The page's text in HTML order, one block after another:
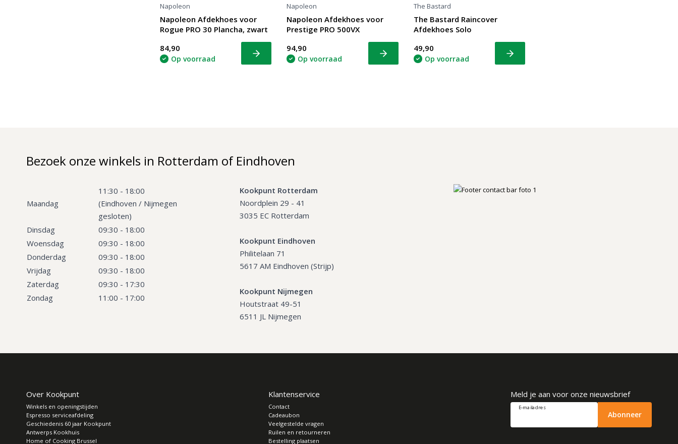
Napoleon
Napoleon Afdekhoes voor
Rogue PRO 30 Plancha, zwart
84,90
Op voorraad Bekijk
Napoleon
Napoleon Afdekhoes voor
Prestige PRO 500VX
94,90
Op voorraad Bekijk
The Bastard
The Bastard Raincover
Afdekhoes Solo
49,90
Op voorraad Bekijk
Bezoek onze winkels in Rotterdam of Eindhoven
Maandag
11:30 - 18:00
(Eindhoven / Nijmegen
gesloten)
Dinsdag
09:30 - 18:00
Woensdag
09:30 - 18:00
Donderdag
09:30 - 18:00
Vrijdag
09:30 - 18:00
Zaterdag
09:30 - 17:30
Zondag
11:00 - 17:00
Kookpunt Rotterdam
Noordplein 29 - 41
3035 EC Rotterdam
Kookpunt Eindhoven
Philitelaan 71
5617 AM Eindhoven (Strijp)
Kookpunt Nijmegen
Houtstraat 49-51
6511 JL Nijmegen
Over Kookpunt
Winkels en openingstijden
Espresso serviceafdeling
Geschiedenis 60 jaar Kookpunt
Antwerps Kookhuis
Home of Cooking Brussel
Klantenservice
Contact
Cadeaubon
Veelgestelde vragen
Ruilen en retourneren
Bestelling plaatsen
Meld je aan voor onze nieuwsbrief
E-mailadres
Abonneer